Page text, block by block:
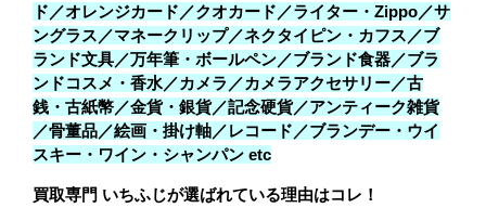
ド／オレンジカード／クオカード／ライター・Zippo／サ
ングラス／マネークリップ／ネクタイピン・カフス／ブ
ランド文具／万年筆・ボールペン／ブランド食器／ブラ
ンドコスメ・香水／カメラ／カメラアクセサリー／古
銭・古紙幣／金貨・銀貨／記念硬貨／アンティーク雑貨
／骨董品／絵画・掛け軸／レコード／ブランデー・ウイ
スキー・ワイン・シャンパン etc
買取専門 いちふじが選ばれている理由はコレ！